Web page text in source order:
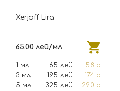
Xerjoff Lira
65.00 лей/мл
1 мл 65 лей
58 р.
3 мл
195 лей
174 р.
5 мл
325 лей
290 р.